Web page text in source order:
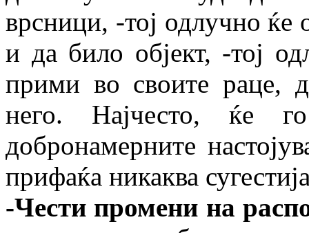
врсници, -тој одлучно
и да било објект, -тој
прими во своите раце,
него. Најчесто, ќе
добронамерните
прифаќа никаква
-Чести промени на